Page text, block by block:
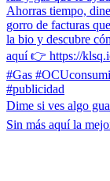
Dime si ves algo
Sin más aquí la